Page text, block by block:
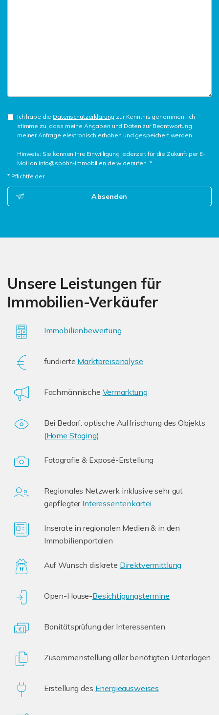
Ich habe die Datenschutzerklärung zur Kenntnis genommen. Ich
stimme zu, dass meine Angaben und Daten zur Beantwortung
meiner Anfrage elektronisch erhoben und gespeichert werden.
Hinweis: Sie können Ihre Einwilligung jederzeit für die Zukunft per E-
Mail an info@spohn-immobilien.de widerrufen. *
* Pflichtfelder
Absenden
Unsere Leistungen für
Immobilien-Verkäufer
Immobilienbewertung
fundierte Marktpreisanalyse
Fachmännische Vermarktung
Bei Bedarf: optische Auffrischung des Objekts
(Home Staging)
Fotografie & Exposé-Erstellung
Regionales Netzwerk inklusive sehr gut
gepflegter Interessentenkartei
Inserate in regionalen Medien & in den
Immobilienportalen
Auf Wunsch diskrete Direktvermittlung
Open-House-Besichtigungstermine
Bonitätsprüfung der Interessenten
Zusammenstellung aller benötigten Unterlagen
Erstellung des Energieausweises